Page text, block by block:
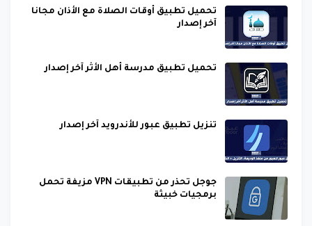
تحميل تطبيق أوقات الصلاة مع الأذان مجانا
آخر إصدار
تحميل تطبيق مدرسة أهل الأثر آخر إصدار
تنزيل تطبيق عبور للأندرويد آخر إصدار
جوجل تحذر من تطبيقات VPN مزيفة تحمل
برمجيات خبيثة